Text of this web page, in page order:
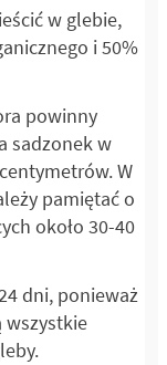
w glebie,
i 50%
powinny
sadzonek w
W
pamiętać o
około 30-40
dni, ponieważ
wszystkie